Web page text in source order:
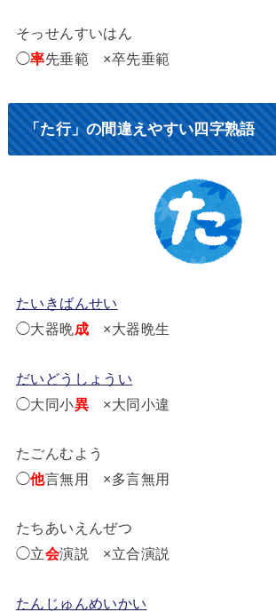
そっせんすいはん
◯率先垂範 ×卒先垂範
「た行」の間違えやすい四字熟語
たいきばんせい
◯大器晩成×大器晩生
だいどうしょうい
◯大同小異×大同小違
たごんむよう
◯他言無用 ×多言無用
たちあいえんぜつ
◯立会演説 ×立合演説
たんじゅんめいかい